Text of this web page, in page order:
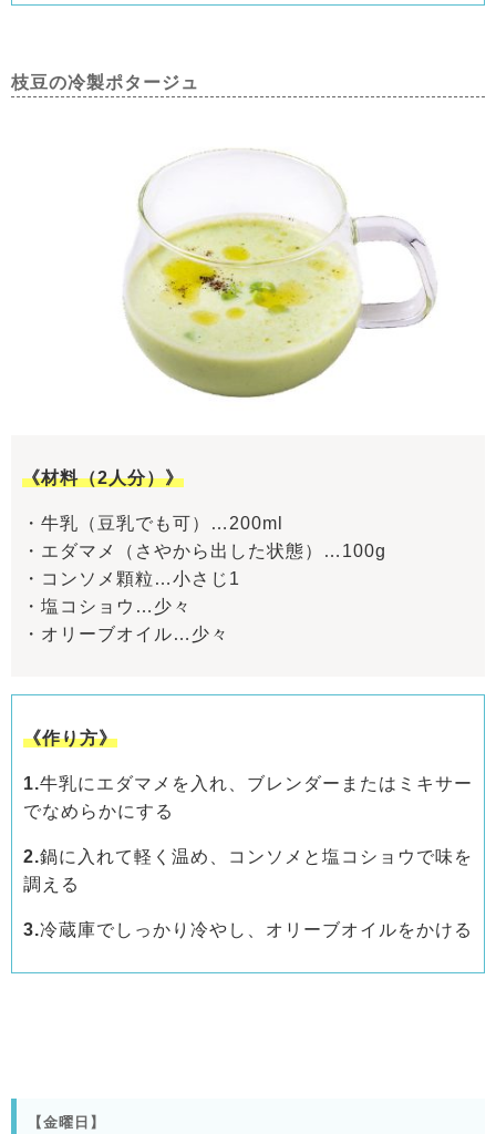
枝豆の冷製ポタージュ
《材料（2人分）》
・牛乳（豆乳でも可）…200ml
・エダマメ（さやから出した状態）…100g
・コンソメ顆粒…小さじ1
・塩コショウ…少々
・オリーブオイル…少々
《作り方》
1.牛乳にエダマメを入れ、ブレンダーまたはミキサー
でなめらかにする
2.鍋に入れて軽く温め、コンソメと塩コショウで味を
調える
3.冷蔵庫でしっかり冷やし、オリーブオイルをかける
【金曜日】